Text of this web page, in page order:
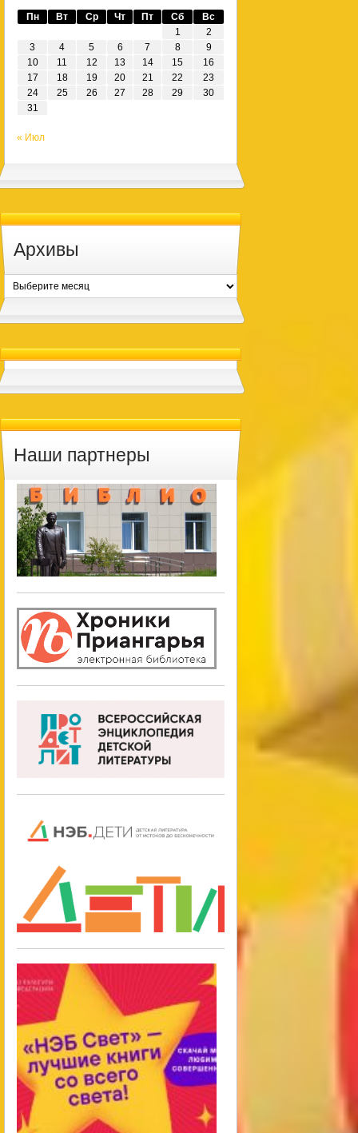
Пн Вт Ср Чт Пт Сб
Вс
1
2
3
4 5 6 7 8
9
10
11 12 13 14 15
16
17
18 19 20 21 22
23
24
25 26 27 28 29
30
31
« Июл
Архивы
Архивы
Наши партнеры